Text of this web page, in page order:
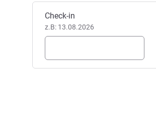
Dieses Hotel buchen
Check-in
z.B: 13.08.2026